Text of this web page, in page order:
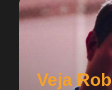
Veja